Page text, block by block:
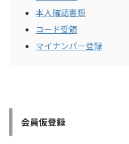
本人確認書類
コード受領
マイナンバー登録
会員仮登録